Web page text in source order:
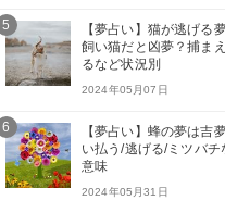
5
【夢占い】猫が逃げる
飼い猫だと凶夢？捕ま
るなど状況別
2024年05月07日
6
【夢占い】蜂の夢は吉
い払う/逃げる/ミツバチ
意味
2024年05月31日